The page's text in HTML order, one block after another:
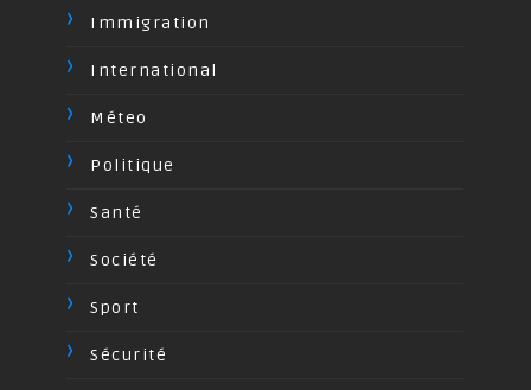
Immigration
International
Méteo
Politique
Santé
Société
Sport
Sécurité